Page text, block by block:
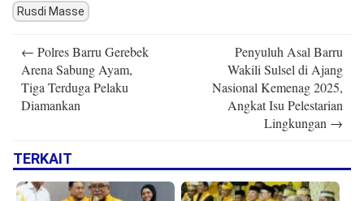
Rusdi Masse
navigation
← Polres Barru Gerebek
Arena Sabung Ayam,
Tiga Terduga Pelaku
Diamankan
Penyuluh Asal Barru
Wakili Sulsel di Ajang
Nasional Kemenag 2025,
Angkat Isu Pelestarian
Lingkungan →
TERKAIT